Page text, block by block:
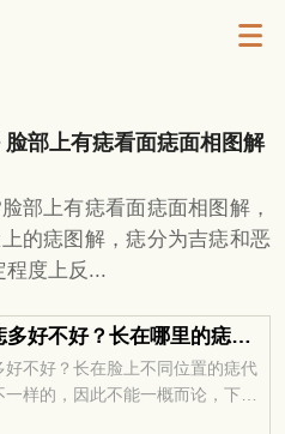
部上有痣看面痣面相图解
部上有痣看面痣面相图解，
的痣图解，痣分为吉痣和恶
程度上反...
女人脸上痣多好不好？长在哪里的痣好？
好不好？长在脸上不同位置的痣代
一样的，因此不能一概而论，下面
长在不同位置的痣分别都有什么